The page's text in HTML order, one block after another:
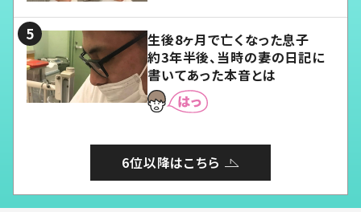
生後8ヶ月で亡くなった息子
約3年半後、当時の妻の日記に
書いてあった本音とは
6位以降はこちら